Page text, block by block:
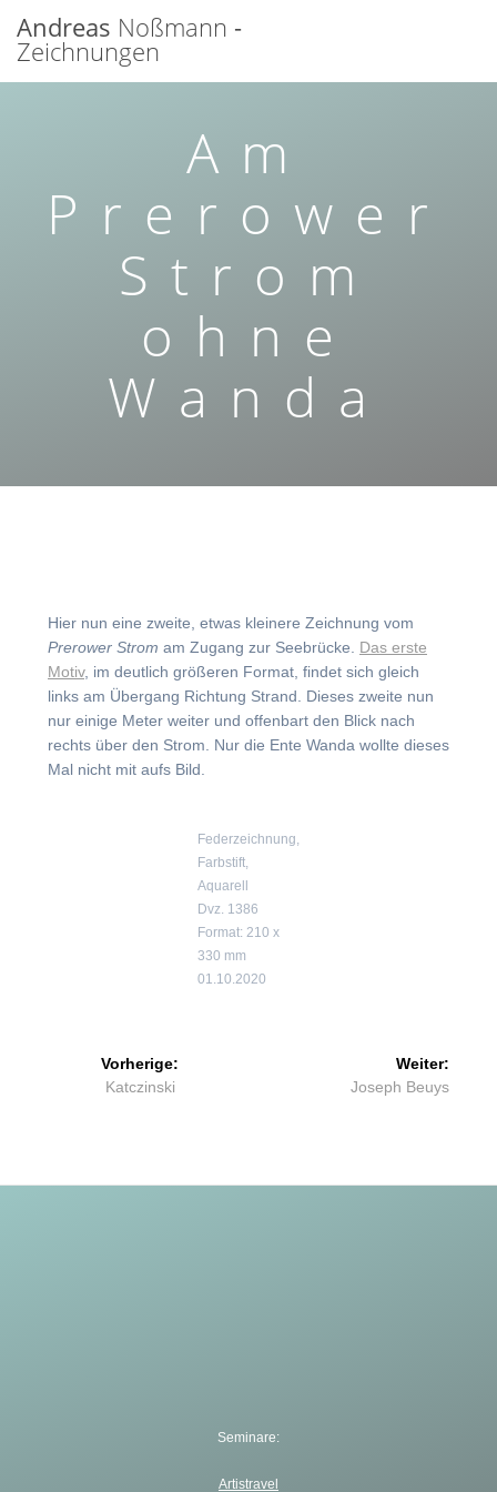
Andreas Noßmann -
Zeichnungen
Am
Prerower
Strom
ohne
Wanda
Hier nun eine zweite, etwas kleinere Zeichnung vom
Prerower Strom am Zugang zur Seebrücke. Das erste
Motiv, im deutlich größeren Format, findet sich gleich
links am Übergang Richtung Strand. Dieses zweite nun
nur einige Meter weiter und offenbart den Blick nach
rechts über den Strom. Nur die Ente Wanda wollte dieses
Mal nicht mit aufs Bild.
Federzeichnung,
Farbstift,
Aquarell
Dvz. 1386
Format: 210 x
330 mm
01.10.2020
Beitragsnavigation
Vorherige:
Vorheriger
Katczinski
Weiter:
Nächster
Joseph Beuys
Seminare:
Artistravel